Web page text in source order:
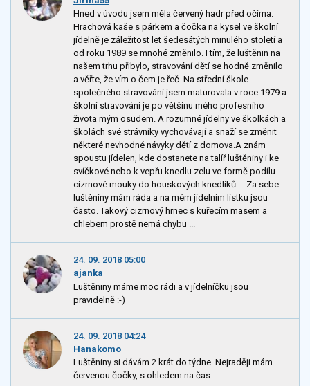
Hned v úvodu jsem měla červený hadr před očima.
Hrachová kaše s párkem a čočka na kysel ve školní
jídelně je záležitost let šedesátých minulého století a
od roku 1989 se mnohé změnilo. I tím, že luštěnin na
našem trhu přibylo, stravování dětí se hodně změnilo
a věřte, že vím o čem je řeč. Na střední škole
společného stravování jsem maturovala v roce 1979 a
školní stravování je po většinu mého profesního
života mým osudem. A rozumné jídelny ve školkách a
školách své strávníky vychovávají a snaží se změnit
některé nevhodné návyky dětí z domova.A znám
spoustu jídelen, kde dostanete na talíř luštěniny i ke
svíčkové nebo k vepřu knedlu zelu ve formě podílu
cizrnové mouky do houskových knedlíků ... Za sebe -
luštěniny mám ráda a na mém jídelním lístku jsou
často. Takový cizrnový hrnec s kuřecím masem a
chlebem prostě nemá chybu ...
24. 09. 2018 05:00
ajanka
Luštěniny máme moc rádi a v jídelníčku jsou
pravidelně :-)
24. 09. 2018 04:24
Hanakomo
Luštěniny si dávám 2 krát do týdne. Nejraději mám
červenou čočky, s ohledem na čas